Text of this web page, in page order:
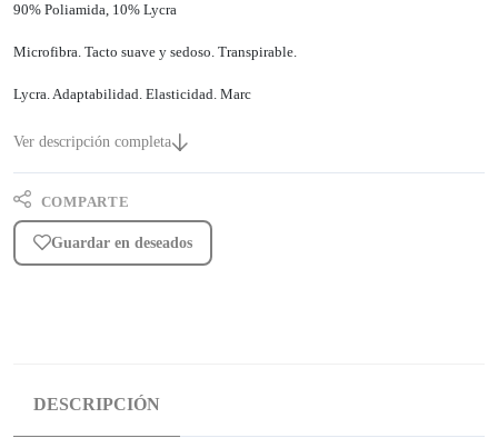
90% Poliamida, 10% Lycra
Microfibra. Tacto suave y sedoso. Transpirable.
Lycra. Adaptabilidad. Elasticidad. Marc
Ver descripción completa
COMPARTE
Guardar en deseados
DESCRIPCIÓN